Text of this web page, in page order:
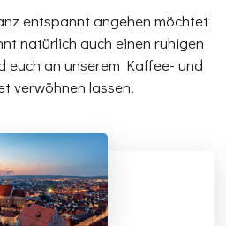
entspannt angehen möchtet
natürlich auch einen ruhigen
euch an unserem Kaffee- und
verwöhnen lassen.